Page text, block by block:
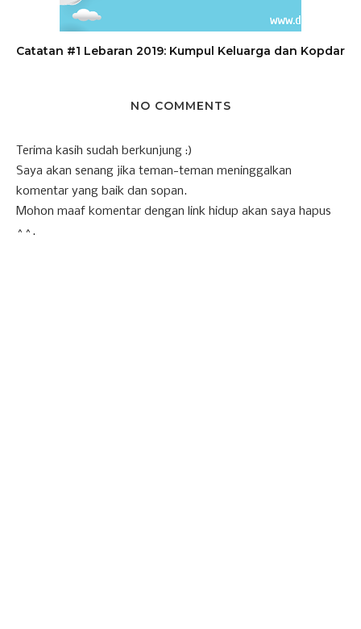
Catatan #1 Lebaran 2019: Kumpul Keluarga dan Kopdar
NO COMMENTS
Terima kasih sudah berkunjung :)
Saya akan senang jika teman-teman meninggalkan
komentar yang baik dan sopan.
Mohon maaf komentar dengan link hidup akan saya hapus
^^.